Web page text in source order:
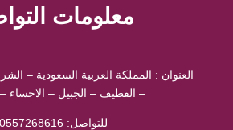
معلومات
العنوان : المملكة العربية السعودية –
– القطيف – الجبيل – الاحساء
للتواصل: ⁦ 0557268616